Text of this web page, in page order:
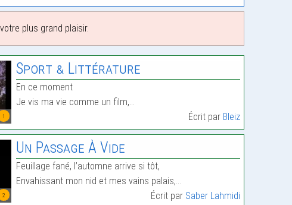
plus grand plaisir.
1
Sport & Littérature
En ce moment
Je vis ma vie comme un film,…
Écrit par Bleiz
2
Un Passage À Vide
Feuillage fané, l’automne arrive si tôt,
Envahissant mon nid et mes vains palais,…
Écrit par Saber Lahmidi